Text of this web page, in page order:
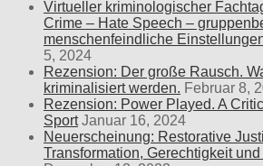
Virtueller kriminologischer
Crime – Hate Speech –
menschenfeindliche
5, 2024
Rezension: Der große Rausch.
kriminalisiert werden. Februar 8,
Rezension: Power Played. A
Sport Januar 16, 2024
Neuerscheinung: Restorative
Transformation, Gerechtigkeit